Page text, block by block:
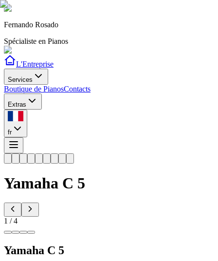
Fernando Rosado
Spécialiste en Pianos
L'Entreprise
Services
Boutique de PianosContacts
Extras
fr
Yamaha C 5
1 /4
Yamaha C 5